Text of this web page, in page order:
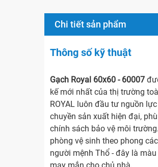
Chi tiết sản phẩm
Thông số kỹ thuật
Gạch Royal 60x60 - 60007
kế mới nhất của thị trường
ROYAL luôn đầu tư nguồn
chuyền sản xuất hiện đại,
chính sách bảo vệ môi
phòng vệ sinh theo phong
người mệnh Thổ - đây là